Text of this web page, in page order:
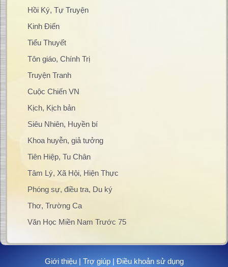
Hồi Ký, Tự Truyện
Kinh Điển
Tiểu Thuyết
Tôn giáo, Chính Trị
Truyện Tranh
Cuộc Chiến VN
Kịch, Kịch bản
Siêu Nhiên, Huyền bí
Khoa huyễn, giả tưởng
Tiên Hiệp, Tu Chân
Tâm Lý, Xã Hội, Hiện Thực
Phóng sự, điều tra, Du ký
Thơ, Trường Ca
Văn Học Miền Nam Trước 75
Giới thiệu| Trợ giúp| Điều khoản sử dụng